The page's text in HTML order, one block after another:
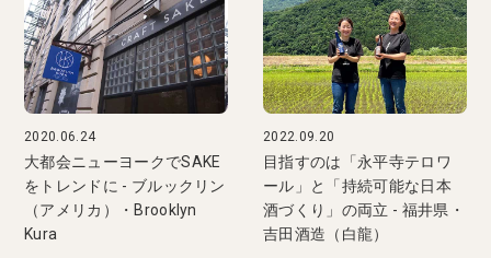
2020.06.24
大都会ニューヨークでSAKE
をトレンドに - ブルックリン
（アメリカ）・Brooklyn
Kura
2022.09.20
目指すのは「永平寺テロワ
ール」と「持続可能な日本
酒づくり」の両立 - 福井県・
吉田酒造（白龍）